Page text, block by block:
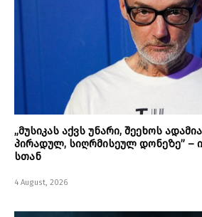
„მუსიკას აქვს უნარი, შეეხოს
პირადულ, სიღრმისეულ დონეზე” –
სთან
4 August, 2026